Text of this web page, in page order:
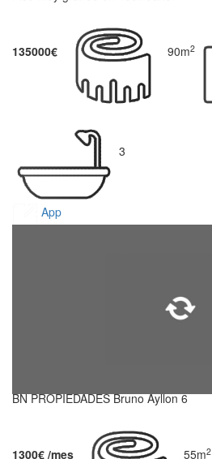
135000€ 90m2
3
App
BN PROPIEDADES Bruno Ayllon 6
1300€ /mes 55m2